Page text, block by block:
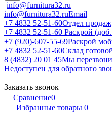
info@furnitura32.ru
info@furnitura32.ruEmail
+7 4832 52-51-60Отдел продаж
+7 4832 52-51-60 Раскрой
+7 (920)-607-55-69Раскрой
+7 4832 52-51-60Склад
8 (4832) 20 01 45Мы
Недоступен для обратного
Заказать звонок
Сравнение0
Избранные товары 0